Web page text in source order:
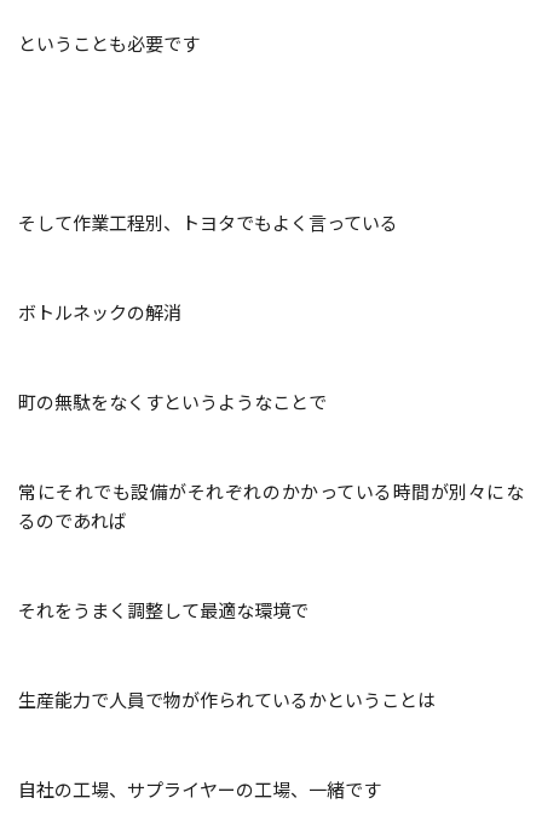
ということも必要です
そして作業工程別、トヨタでもよく言っている
ボトルネックの解消
町の無駄をなくすというようなことで
常にそれでも設備がそれぞれのかかっている時間が別々にな
るのであれば
それをうまく調整して最適な環境で
生産能力で人員で物が作られているかということは
自社の工場、サプライヤーの工場、一緒です